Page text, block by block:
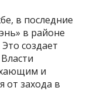
в последние
в районе
создает
и
от захода в